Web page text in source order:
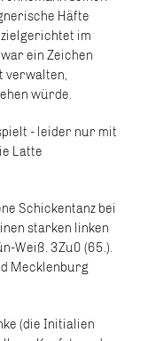
Häfte
im
ein Zeichen
verwalten,
würde.
- leider nur mit
Latte
Schickentanz bei
starken linken
Weiß. 3Zu0 (65.).
Mecklenburg
(die Initialien